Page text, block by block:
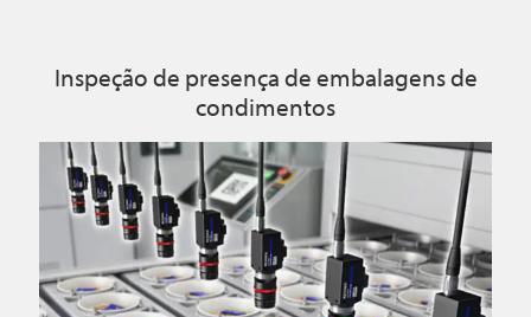
Inspeção de presença de embalagens de
condimentos